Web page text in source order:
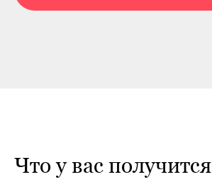
Что у вас получится